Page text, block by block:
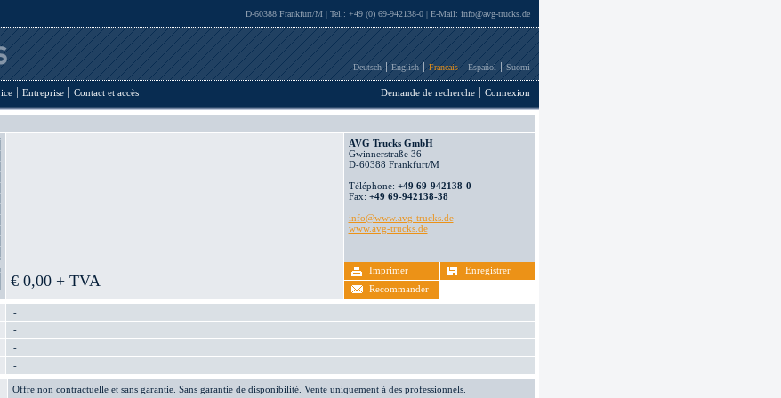
D-60388 Frankfurt/M | Tel.: +49 (0) 69-942138-0 | E-Mail: info@avg-trucks.de
Deutsch English Francais Español Suomi
Entreprise Contact et accès Demande de recherche Connexion
€ 0,00 + TVA
AVG Trucks GmbH
Gwinnerstraße 36
D-60388 Frankfurt/M
Téléphone: +49 69-942138-0
Fax: +49 69-942138-38
info@www.avg-trucks.de
www.avg-trucks.de
Imprimer
Enregistrer
Recommander
-
-
-
-
Offre non contractuelle et sans garantie. Sans garantie de disponibilité. Vente uniquement à des professionnels.